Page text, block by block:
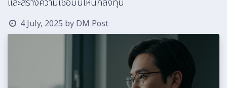
และสร้างความเชื่อมั่นให้นักลงทุน
4 July, 2025 by DM Post